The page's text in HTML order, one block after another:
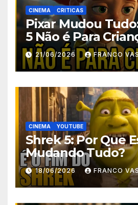
CINEMA CRITICAS
Pixar Mudou
5 Não é Para
21/06/2026 FRANCO
CINEMA YOUTUBE
Shrek 5: Por Que
Mudando Tudo?
18/06/2026 FRANCO